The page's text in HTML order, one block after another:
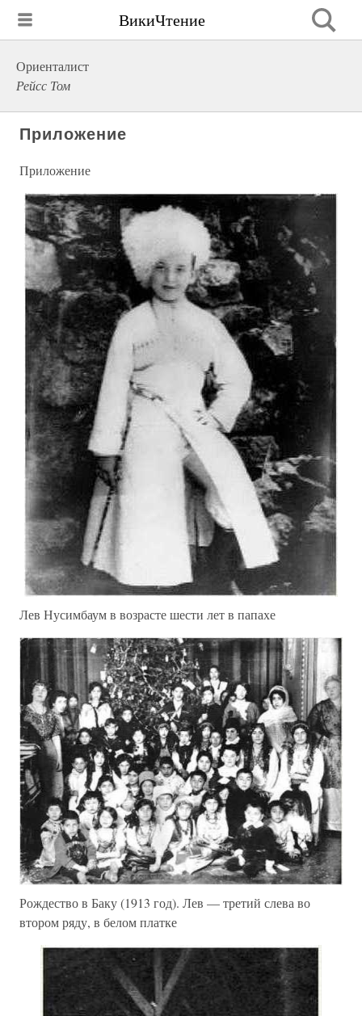
ВикиЧтение
Ориенталист
Рейсс Том
Приложение
Приложение
Лев Нусимбаум в возрасте шести лет в папахе
Рождество в Баку (1913 год). Лев — третий слева во
втором ряду, в белом платке